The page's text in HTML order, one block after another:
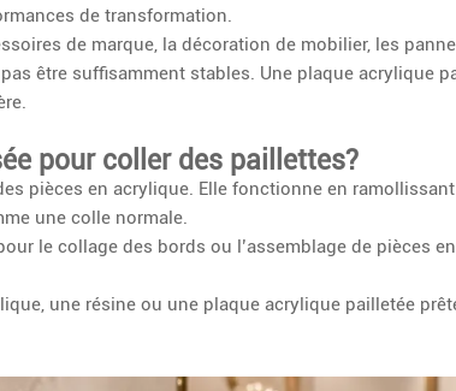
de transformation.
de marque, la décoration de mobilier, les
être suffisamment stables. Une plaque acrylique
pour coller des paillettes?
pièces en acrylique. Elle fonctionne en
une colle normale.
le collage des bords ou l’assemblage de pièces
une résine ou une plaque acrylique pailletée